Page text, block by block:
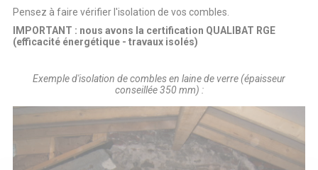
Pensez à faire vérifier l'isolation de vos combles.
IMPORTANT : nous avons la certification QUALIBAT RGE
(efficacité énergétique - travaux isolés)
Exemple d'isolation de combles en laine de verre (épaisseur
conseillée 350 mm) :